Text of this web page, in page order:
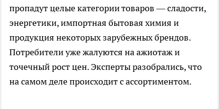
пропадут целые категории товаров — сладости,
энергетики, импортная бытовая химия и
продукция некоторых зарубежных брендов.
Потребители уже жалуются на ажиотаж и
точечный рост цен. Эксперты разобрались, что
на самом деле происходит с ассортиментом.